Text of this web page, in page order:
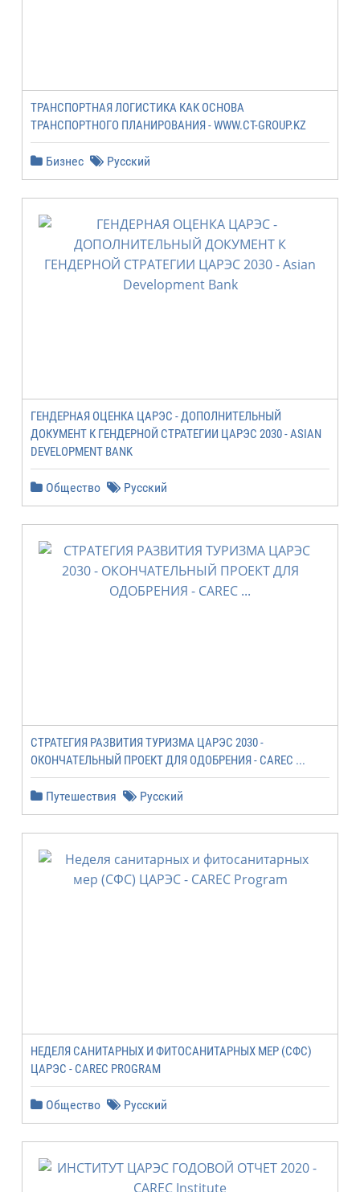
ТРАНСПОРТНАЯ ЛОГИСТИКА КАК ОСНОВА
ТРАНСПОРТНОГО ПЛАНИРОВАНИЯ - WWW.CT-GROUP.KZ
Бизнес Русский
ГЕНДЕРНАЯ ОЦЕНКА ЦАРЭС - ДОПОЛНИТЕЛЬНЫЙ
ДОКУМЕНТ К ГЕНДЕРНОЙ СТРАТЕГИИ ЦАРЭС 2030 - ASIAN
DEVELOPMENT BANK
Общество Русский
СТРАТЕГИЯ РАЗВИТИЯ ТУРИЗМА ЦАРЭС 2030 -
ОКОНЧАТЕЛЬНЫЙ ПРОЕКТ ДЛЯ ОДОБРЕНИЯ - CAREC ...
Путешествия Русский
НЕДЕЛЯ САНИТАРНЫХ И ФИТОСАНИТАРНЫХ МЕР (СФС)
ЦАРЭС - CAREC PROGRAM
Общество Русский